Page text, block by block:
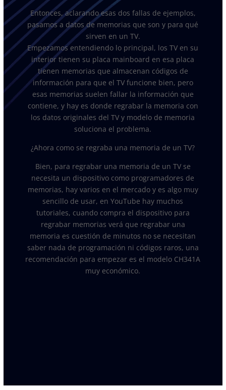
Entonces, aclarando esas dos fallas de ejemplos,
pasamos a datos de memorias que son y para qué
sirven en un TV.
Empezamos entendiendo lo principal, los TV en su
interior tienen su placa mainboard en esa placa
tienen memorias que almacenan códigos de
información para que el TV funcione bien, pero
esas memorias suelen fallar la información que
contiene, y hay es donde regrabar la memoria con
los datos originales del TV y modelo de memoria
soluciona el problema.
¿Ahora como se regraba una memoria de un TV?
Bien, para regrabar una memoria de un TV se
necesita un dispositivo como programadores de
memorias, hay varios en el mercado y es algo muy
sencillo de usar, en YouTube hay muchos
tutoriales, cuando compra el dispositivo para
regrabar memorias verá que regrabar una
memoria es cuestión de minutos no se necesitan
saber nada de programación ni códigos raros, una
recomendación para empezar es el modelo CH341A
muy económico.